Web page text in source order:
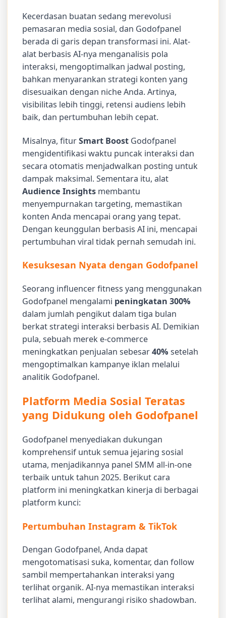
Kecerdasan buatan sedang merevolusi
pemasaran media sosial, dan Godofpanel
berada di garis depan transformasi ini. Alat-
alat berbasis AI-nya menganalisis pola
interaksi, mengoptimalkan jadwal posting,
bahkan menyarankan strategi konten yang
disesuaikan dengan niche Anda. Artinya,
visibilitas lebih tinggi, retensi audiens lebih
baik, dan pertumbuhan lebih cepat.
Misalnya, fiturSmart Boost Godofpanel
mengidentifikasi waktu puncak interaksi dan
secara otomatis menjadwalkan posting untuk
dampak maksimal. Sementara itu, alat
Audience Insights membantu
menyempurnakan targeting, memastikan
konten Anda mencapai orang yang tepat.
Dengan keunggulan berbasis AI ini, mencapai
pertumbuhan viral tidak pernah semudah ini.
Kesuksesan Nyata dengan Godofpanel
Seorang influencer fitness yang menggunakan
Godofpanel mengalami peningkatan 300%
dalam jumlah pengikut dalam tiga bulan
berkat strategi interaksi berbasis AI. Demikian
pula, sebuah merek e-commerce
meningkatkan penjualan sebesar40% setelah
mengoptimalkan kampanye iklan melalui
analitik Godofpanel.
Platform Media Sosial Teratas
yang Didukung oleh Godofpanel
Godofpanel menyediakan dukungan
komprehensif untuk semua jejaring sosial
utama, menjadikannya panel SMM all-in-one
terbaik untuk tahun 2025. Berikut cara
platform ini meningkatkan kinerja di berbagai
platform kunci:
Pertumbuhan Instagram & TikTok
Dengan Godofpanel, Anda dapat
mengotomatisasi suka, komentar, dan follow
sambil mempertahankan interaksi yang
terlihat organik. AI-nya memastikan interaksi
terlihat alami, mengurangi risiko shadowban.